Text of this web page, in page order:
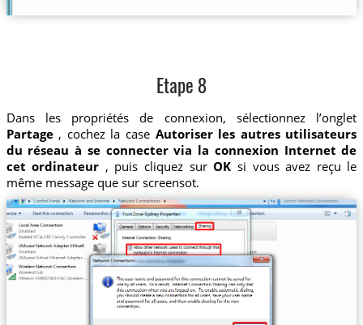
Etape 8
Dans les propriétés de connexion, sélectionnez l’onglet
Partage, cochez la case Autoriser les autres utilisateurs
du réseau à se connecter via la connexion Internet de
cet ordinateur , puis cliquez surOK si vous avez reçu le
même message que sur screensot.